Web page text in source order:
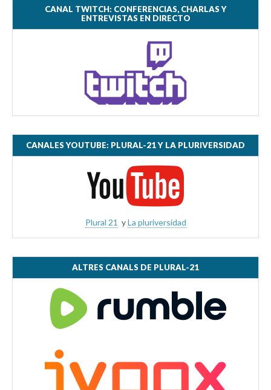
CANAL TWITCH: CONFERENCIAS, CHARLAS Y
ENTREVISTAS EN DIRECTO
CANALES YOUTUBE: PLURAL-21 Y LA PLURIVERSIDAD
Plural 21 yLa pluriversidad
ALTRES CANALS DE PLURAL-21